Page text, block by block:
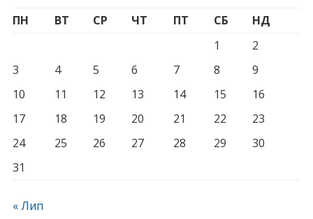
ПН ВТ СР ЧТ ПТ СБ
НД
1
2
3
4 5 6 7 8
9
10
11 12 13 14 15
16
17
18 19 20 21 22
23
24
25 26 27 28 29
30
31
« Лип